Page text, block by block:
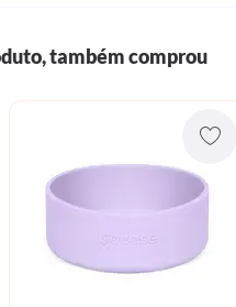
também comprou